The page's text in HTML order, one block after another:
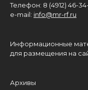
Телефон: 8 (4912) 46-
e-mail: info@mr-rf.ru
Информационные
для размещения на
Архивы